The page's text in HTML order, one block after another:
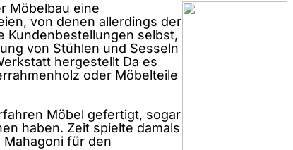
Möbelbau eine
von denen allerdings der
Kundenbestellungen selbst,
von Stühlen und Sesseln
hergestellt Da es
oder Möbelteile
Möbel gefertigt, sogar
haben. Zeit spielte damals
für den